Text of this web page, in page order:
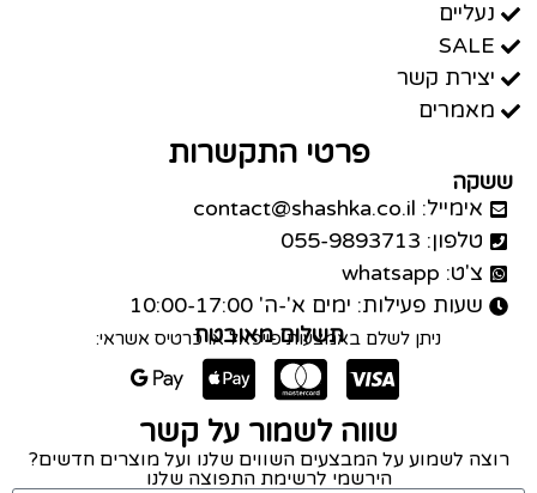
נעליים
SALE
יצירת קשר
מאמרים
פרטי התקשרות
ששקה
אימייל: contact@shashka.co.il
טלפון: 055-9893713
צ'ט: whatsapp
שעות פעילות: ימים א'-ה' 10:00-17:00
תשלום מאובטח
ניתן לשלם באמצעות פייפאל או כרטיס אשראי:
שווה לשמור על קשר
רוצה לשמוע על המבצעים השווים שלנו ועל מוצרים חדשים?
הירשמי לרשימת התפוצה שלנו